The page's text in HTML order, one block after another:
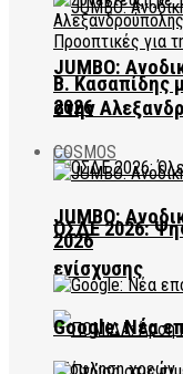
JUMBO:
2026
ΟΣΔΕ 2026:
ενίσχυσης
Β. Κασαπίδης
στην
COSMOS
JUMBO:
2026
Google: Νέα